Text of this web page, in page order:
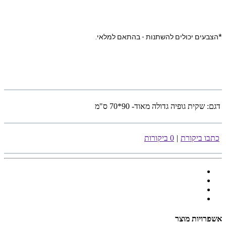
*הצבעים יכולים להשתנות - בהתאם למלאי.
דגם: שקית גופיה גדולה מאוד- 90*70 ס"מ
כתבו ביקורת | 0 ביקורות
אשפרויות מוצר